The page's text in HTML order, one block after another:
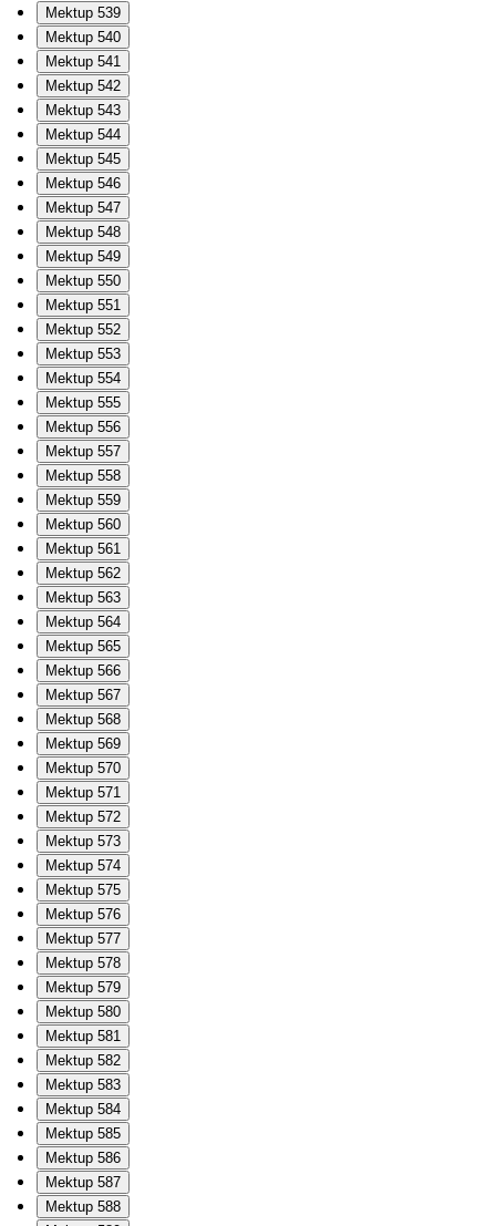
Mektup 539
Mektup 540
Mektup 541
Mektup 542
Mektup 543
Mektup 544
Mektup 545
Mektup 546
Mektup 547
Mektup 548
Mektup 549
Mektup 550
Mektup 551
Mektup 552
Mektup 553
Mektup 554
Mektup 555
Mektup 556
Mektup 557
Mektup 558
Mektup 559
Mektup 560
Mektup 561
Mektup 562
Mektup 563
Mektup 564
Mektup 565
Mektup 566
Mektup 567
Mektup 568
Mektup 569
Mektup 570
Mektup 571
Mektup 572
Mektup 573
Mektup 574
Mektup 575
Mektup 576
Mektup 577
Mektup 578
Mektup 579
Mektup 580
Mektup 581
Mektup 582
Mektup 583
Mektup 584
Mektup 585
Mektup 586
Mektup 587
Mektup 588